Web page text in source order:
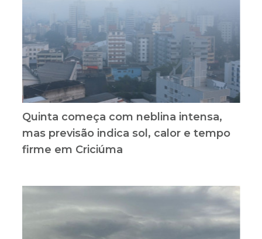
Quinta começa com neblina intensa,
mas previsão indica sol, calor e tempo
firme em Criciúma